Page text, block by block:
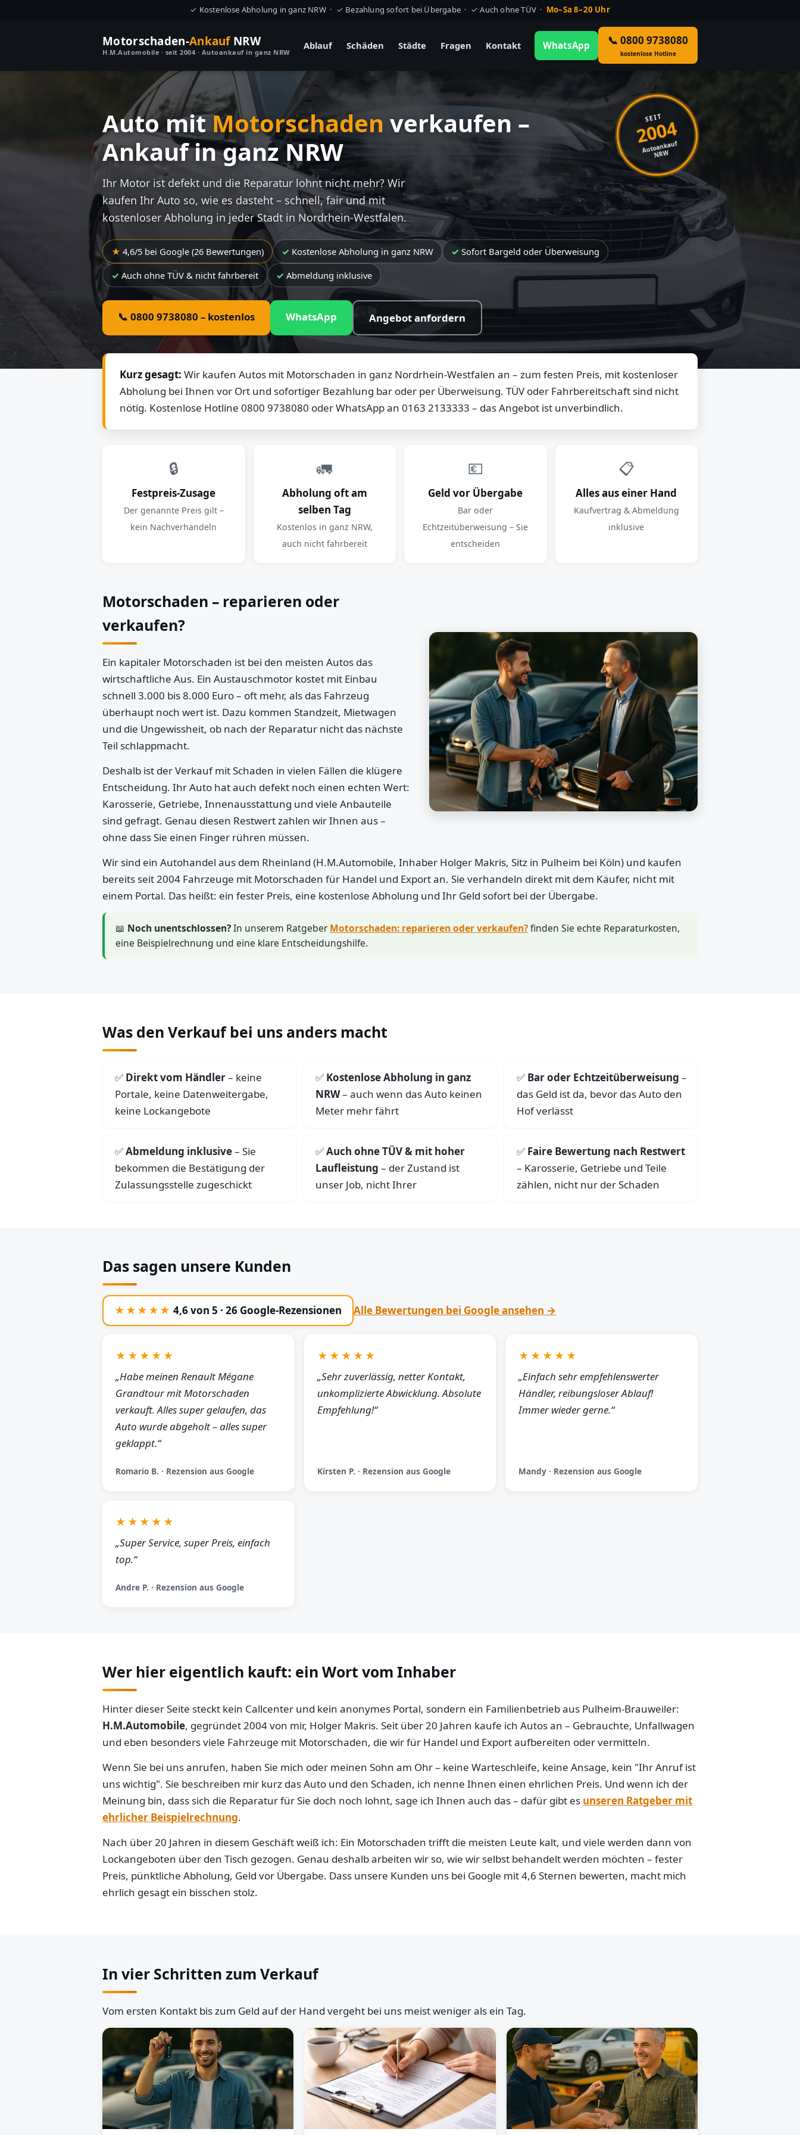
✓ Kostenlose Abholung in ganz NRW · ✓ Bezahlung sofort bei Übergabe · ✓ Auch ohne TÜV · Mo–Sa 8–20 Uhr
Motorschaden-AnkaufNRW
H.M.Automobile · seit 2004 · Autoankauf in ganz NRW
Ablauf Schäden Städte Fragen Kontakt WhatsApp 📞 0800 9738080
kostenlose Hotline
SEIT
2004
Autoankauf
NRW
Auto mitMotorschaden verkaufen –
Ankauf in ganz NRW
Ihr Motor ist defekt und die Reparatur lohnt nicht mehr? Wir
kaufen Ihr Auto so, wie es dasteht – schnell, fair und mit
kostenloser Abholung in jeder Stadt in Nordrhein-Westfalen.
4,6/5 bei Google (26 Bewertungen) Kostenlose Abholung in ganz NRW
Sofort Bargeld oder Überweisung
Auch ohne TÜV & nicht fahrbereit
Abmeldung inklusive
📞 0800 9738080 – kostenlos WhatsApp Angebot anfordern
Kurz gesagt: Wir kaufen Autos mit Motorschaden in ganz Nordrhein-Westfalen an – zum festen Preis, mit kostenloser
Abholung bei Ihnen vor Ort und sofortiger Bezahlung bar oder per Überweisung. TÜV oder Fahrbereitschaft sind nicht
nötig. Kostenlose Hotline 0800 9738080 oder WhatsApp an 0163 2133333 – das Angebot ist unverbindlich.
🔒
Festpreis-Zusage
Der genannte Preis gilt –
kein Nachverhandeln
🚛
Abholung oft am
selben Tag
Kostenlos in ganz NRW,
auch nicht fahrbereit
💶
Geld vor Übergabe
Bar oder
Echtzeitüberweisung – Sie
entscheiden
📋
Alles aus einer Hand
Kaufvertrag & Abmeldung
inklusive
Motorschaden – reparieren oder
verkaufen?
Ein kapitaler Motorschaden ist bei den meisten Autos das
wirtschaftliche Aus. Ein Austauschmotor kostet mit Einbau
schnell 3.000 bis 8.000 Euro – oft mehr, als das Fahrzeug
überhaupt noch wert ist. Dazu kommen Standzeit, Mietwagen
und die Ungewissheit, ob nach der Reparatur nicht das nächste
Teil schlappmacht.
Deshalb ist der Verkauf mit Schaden in vielen Fällen die klügere
Entscheidung. Ihr Auto hat auch defekt noch einen echten Wert:
Karosserie, Getriebe, Innenausstattung und viele Anbauteile
sind gefragt. Genau diesen Restwert zahlen wir Ihnen aus –
ohne dass Sie einen Finger rühren müssen.
Wir sind ein Autohandel aus dem Rheinland (H.M.Automobile, Inhaber Holger Makris, Sitz in Pulheim bei Köln) und kaufen
bereits seit 2004 Fahrzeuge mit Motorschaden für Handel und Export an. Sie verhandeln direkt mit dem Käufer, nicht mit
einem Portal. Das heißt: ein fester Preis, eine kostenlose Abholung und Ihr Geld sofort bei der Übergabe.
📖 Noch unentschlossen?In unserem Ratgeber Motorschaden: reparieren oder verkaufen?finden Sie echte Reparaturkosten,
eine Beispielrechnung und eine klare Entscheidungshilfe.
Was den Verkauf bei uns anders macht
Direkt vom Händler– keine
Portale, keine Datenweitergabe,
keine Lockangebote
Kostenlose Abholung in ganz
NRW– auch wenn das Auto keinen
Meter mehr fährt
Bar oder Echtzeitüberweisung –
das Geld ist da, bevor das Auto den
Hof verlässt
Abmeldung inklusive– Sie
bekommen die Bestätigung der
Zulassungsstelle zugeschickt
Auch ohne TÜV & mit hoher
Laufleistung – der Zustand ist
unser Job, nicht Ihrer
Faire Bewertung nach Restwert
– Karosserie, Getriebe und Teile
zählen, nicht nur der Schaden
Das sagen unsere Kunden
★★★★★ 4,6 von 5 · 26 Google-Rezensionen Alle Bewertungen bei Google ansehen →
★★★★★
„Habe meinen Renault Mégane
Grandtour mit Motorschaden
verkauft. Alles super gelaufen, das
Auto wurde abgeholt – alles super
geklappt.“
Romario B. · Rezension aus Google
★★★★★
„Sehr zuverlässig, netter Kontakt,
unkomplizierte Abwicklung. Absolute
Empfehlung!“
Kirsten P. · Rezension aus Google
★★★★★
„Einfach sehr empfehlenswerter
Händler, reibungsloser Ablauf!
Immer wieder gerne.“
Mandy · Rezension aus Google
★★★★★
„Super Service, super Preis, einfach
top.“
Andre P. · Rezension aus Google
Wer hier eigentlich kauft: ein Wort vom Inhaber
Hinter dieser Seite steckt kein Callcenter und kein anonymes Portal, sondern ein Familienbetrieb aus Pulheim-Brauweiler:
H.M.Automobile, gegründet 2004 von mir, Holger Makris. Seit über 20 Jahren kaufe ich Autos an – Gebrauchte, Unfallwagen
und eben besonders viele Fahrzeuge mit Motorschaden, die wir für Handel und Export aufbereiten oder vermitteln.
Wenn Sie bei uns anrufen, haben Sie mich oder meinen Sohn am Ohr – keine Warteschleife, keine Ansage, kein "Ihr Anruf ist
uns wichtig". Sie beschreiben mir kurz das Auto und den Schaden, ich nenne Ihnen einen ehrlichen Preis. Und wenn ich der
Meinung bin, dass sich die Reparatur für Sie doch noch lohnt, sage ich Ihnen auch das – dafür gibt es unseren Ratgeber mit
ehrlicher Beispielrechnung.
Nach über 20 Jahren in diesem Geschäft weiß ich: Ein Motorschaden trifft die meisten Leute kalt, und viele werden dann von
Lockangeboten über den Tisch gezogen. Genau deshalb arbeiten wir so, wie wir selbst behandelt werden möchten – fester
Preis, pünktliche Abholung, Geld vor Übergabe. Dass unsere Kunden uns bei Google mit 4,6 Sternen bewerten, macht mich
ehrlich gesagt ein bisschen stolz.
In vier Schritten zum Verkauf
Vom ersten Kontakt bis zum Geld auf der Hand vergeht bei uns meist weniger als ein Tag.